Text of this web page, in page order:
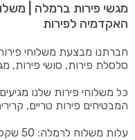
מגשי פירות ברמלה |
האקדמיה לפירות
חברתנו מבצעת משלוחי
סלסלת פירות, סושי פירות,
כל משלוחי פירות שלנו
המבטיחים פירות טריים,
עלות משלוח לרמלה: 50 שקלים